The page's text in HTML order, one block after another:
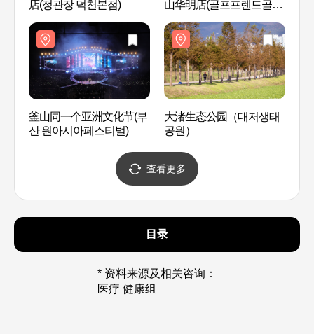
店(정관장 덕천본점)
山华明店(골프프렌드골때
釜山同一个亚洲文化节(부
산 원아시아페스티벌)
大渚生态公园（대저생태
공원）
查看更多
目录
* 资料来源及相关咨询：
医疗 健康组